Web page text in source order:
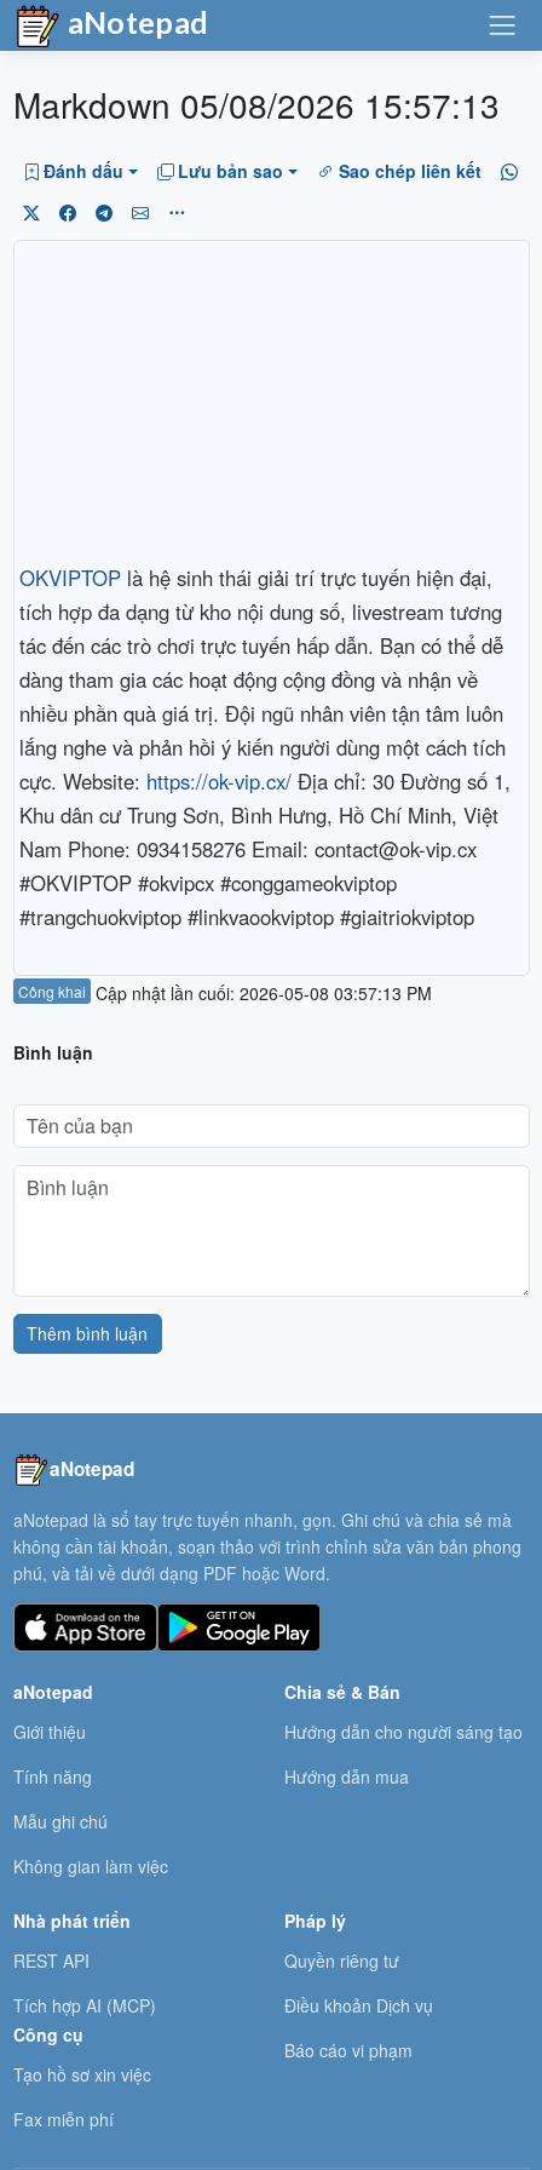
aNotepad
Markdown 05/08/2026 15:57:13
Đánh dấu Lưu bản sao Sao chép liên kết
OKVIPTOPlà hệ sinh thái giải trí trực tuyến hiện đại,
tích hợp đa dạng từ kho nội dung số, livestream tương
tác đến các trò chơi trực tuyến hấp dẫn. Bạn có thể dễ
dàng tham gia các hoạt động cộng đồng và nhận về
nhiều phần quà giá trị. Đội ngũ nhân viên tận tâm luôn
lắng nghe và phản hồi ý kiến người dùng một cách tích
cực. Website: https://ok-vip.cx/Địa chỉ: 30 Đường số 1,
Khu dân cư Trung Sơn, Bình Hưng, Hồ Chí Minh, Việt
Nam Phone: 0934158276 Email: contact@ok-vip.cx
#OKVIPTOP #okvipcx #conggameokviptop
#trangchuokviptop #linkvaookviptop #giaitriokviptop
Công khai Cập nhật lần cuối: 2026-05-08 03:57:13 PM
Bình luận
Thêm bình luận
aNotepad
aNotepad là sổ tay trực tuyến nhanh, gọn. Ghi chú và chia sẻ mà
không cần tài khoản, soạn thảo với trình chỉnh sửa văn bản phong
phú, và tải về dưới dạng PDF hoặc Word.
aNotepad
Giới thiệu
Tính năng
Mẫu ghi chú
Không gian làm việc
Chia sẻ & Bán
Hướng dẫn cho người sáng tạo
Hướng dẫn mua
Nhà phát triển
REST API
Tích hợp AI (MCP)
Công cụ
Tạo hồ sơ xin việc
Fax miễn phí
Pháp lý
Quyền riêng tư
Điều khoản Dịch vụ
Báo cáo vi phạm